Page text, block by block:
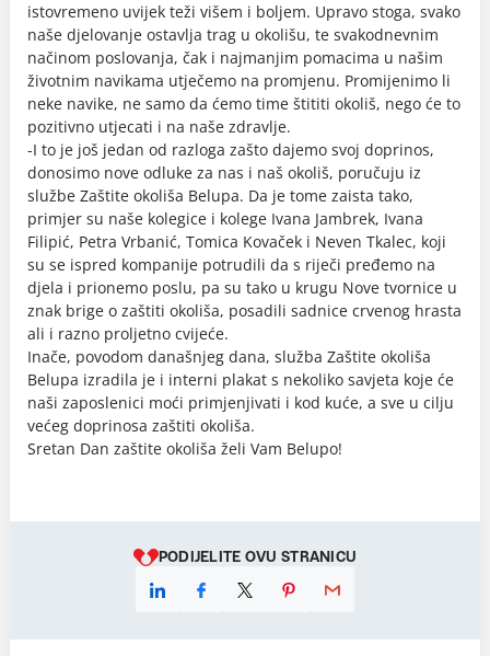
istovremeno uvijek teži višem i boljem. Upravo stoga, svako
naše djelovanje ostavlja trag u okolišu, te svakodnevnim
načinom poslovanja, čak i najmanjim pomacima u našim
životnim navikama utječemo na promjenu. Promijenimo li
neke navike, ne samo da ćemo time štititi okoliš, nego će to
pozitivno utjecati i na naše zdravlje.
-I to je još jedan od razloga zašto dajemo svoj doprinos,
donosimo nove odluke za nas i naš okoliš, poručuju iz
službe Zaštite okoliša Belupa. Da je tome zaista tako,
primjer su naše kolegice i kolege Ivana Jambrek, Ivana
Filipić, Petra Vrbanić, Tomica Kovaček i Neven Tkalec, koji
su se ispred kompanije potrudili da s riječi pređemo na
djela i prionemo poslu, pa su tako u krugu Nove tvornice u
znak brige o zaštiti okoliša, posadili sadnice crvenog hrasta
ali i razno proljetno cvijeće.
Inače, povodom današnjeg dana, služba Zaštite okoliša
Belupa izradila je i interni plakat s nekoliko savjeta koje će
naši zaposlenici moći primjenjivati i kod kuće, a sve u cilju
većeg doprinosa zaštiti okoliša.
Sretan Dan zaštite okoliša želi Vam Belupo!
PODIJELITE OVU STRANICU